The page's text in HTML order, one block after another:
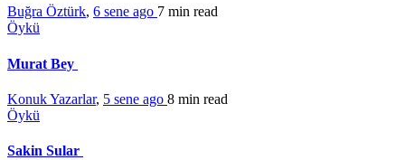
Buğra Öztürk, 6 sene ago 7 min read
Öykü
Murat Bey
Konuk Yazarlar, 5 sene ago 8 min read
Öykü
Sakin Sular